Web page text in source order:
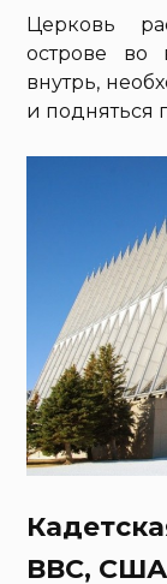
Церковь
острове во
внутрь,
и подняться
ВВС, США